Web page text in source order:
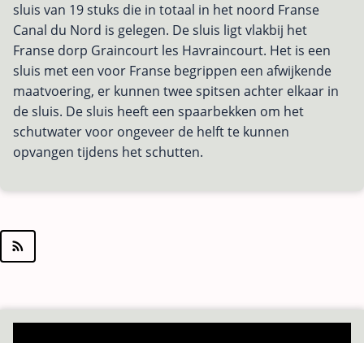
6
Graincourt
les
Havraincourt
sluis van 19 stuks die in totaal in het noord Franse
Canal du Nord is gelegen. De sluis ligt vlakbij het
Franse dorp Graincourt les Havraincourt. Het is een
sluis met een voor Franse begrippen een afwijkende
maatvoering, er kunnen twee spitsen achter elkaar in
de sluis. De sluis heeft een spaarbekken om het
schutwater voor ongeveer de helft te kunnen
opvangen tijdens het schutten.